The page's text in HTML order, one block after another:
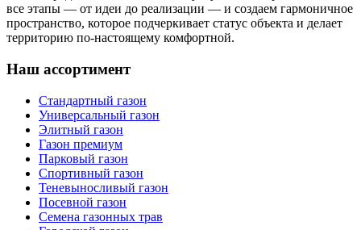
все этапы — от идеи до реализации — и создаем гармоничное
пространство, которое подчеркивает статус объекта и делает
территорию по-настоящему комфортной.
Наш ассортимент
Стандартный газон
Универсальный газон
Элитный газон
Газон премиум
Парковый газон
Спортивный газон
Теневыносливый газон
Посевной газон
Семена газонных трав